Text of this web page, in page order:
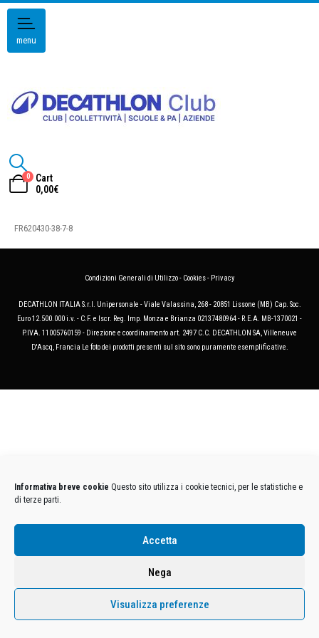
Informativa breve cookie Questo sito utilizza i cookie tecnici, per le statistiche e
di terze parti.
Accetta
Nega
Visualizza preferenze
menu
0
Cart
0,00€
FR620430-38-7-8
Condizioni Generali di Utilizzo- Cookies- Privacy
DECATHLON ITALIA S.r.l. Unipersonale - Viale Valassina, 268 - 20851 Lissone (MB) Cap. Soc.
Euro 12.500.000 i.v. - C.F. e Iscr. Reg. Imp. Monza e Brianza 02137480964 - R.E.A. MB-1370021 -
P.IVA. 11005760159 - Direzione e coordinamento art. 2497 C.C. DECATHLON SA, Villeneuve
D'Ascq, Francia Le foto dei prodotti presenti sul sito sono puramente esemplificative.